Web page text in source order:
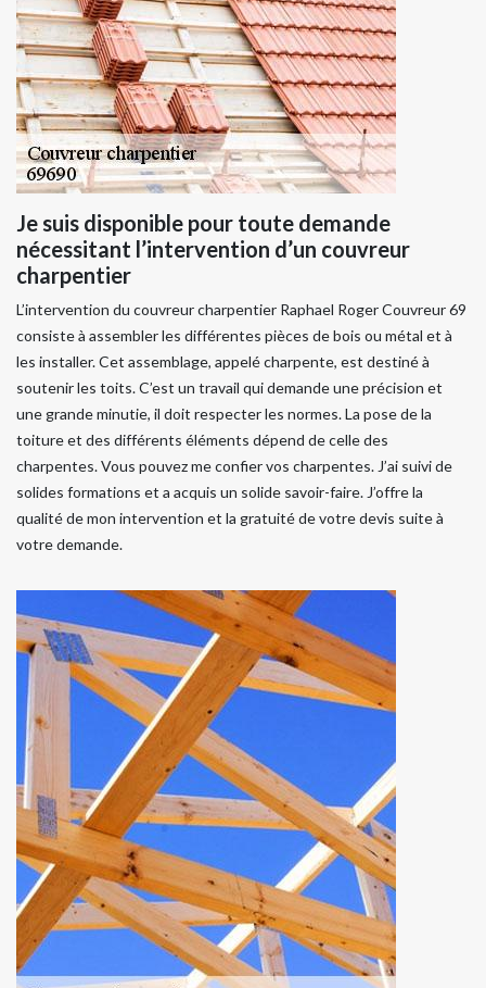
Je suis disponible pour toute demande
nécessitant l’intervention d’un couvreur
charpentier
L’intervention du couvreur charpentier Raphael Roger Couvreur 69
consiste à assembler les différentes pièces de bois ou métal et à
les installer. Cet assemblage, appelé charpente, est destiné à
soutenir les toits. C’est un travail qui demande une précision et
une grande minutie, il doit respecter les normes. La pose de la
toiture et des différents éléments dépend de celle des
charpentes. Vous pouvez me confier vos charpentes. J’ai suivi de
solides formations et a acquis un solide savoir-faire. J’offre la
qualité de mon intervention et la gratuité de votre devis suite à
votre demande.